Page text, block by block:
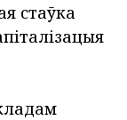
стаўка